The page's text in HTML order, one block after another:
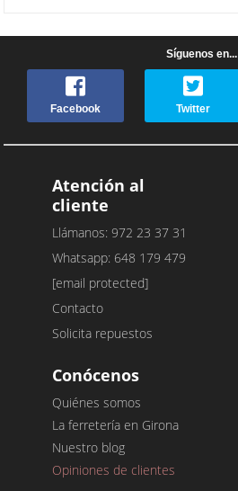
Síguenos en...
Facebook Twitter
Atención al
cliente
Llámanos: 972 23 37 31
Whatsapp: 648 179 479
[email protected]
Contacto
Solicita repuestos
Conócenos
Quiénes somos
La ferretería en Girona
Nuestro blog
Opiniones de clientes